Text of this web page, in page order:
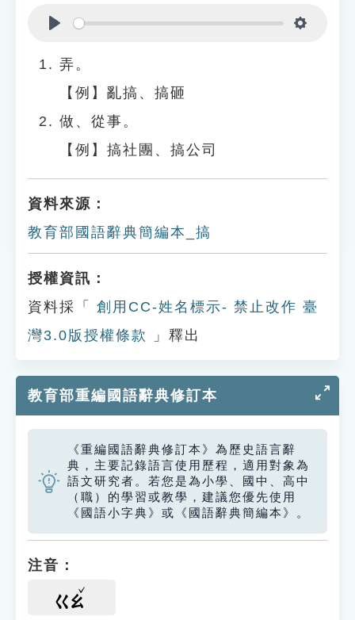
弄。
【例】亂搞、搞砸
做、從事。
【例】搞社團、搞公司
資料來源：
教育部國語辭典簡編本_搞
授權資訊：
資料採「
創用CC-姓名標示- 禁止改作 臺
灣3.0版授權條款
」釋出
教育部重編國語辭典修訂本
《重編國語辭典修訂本》為歷史語言辭
典，主要記錄語言使用歷程，適用對象為
語文研究者。若您是為小學、國中、高中
（職）的學習或教學，建議您優先使用
《國語小字典》或《國語辭典簡編本》。
注音：
ㄍㄠ